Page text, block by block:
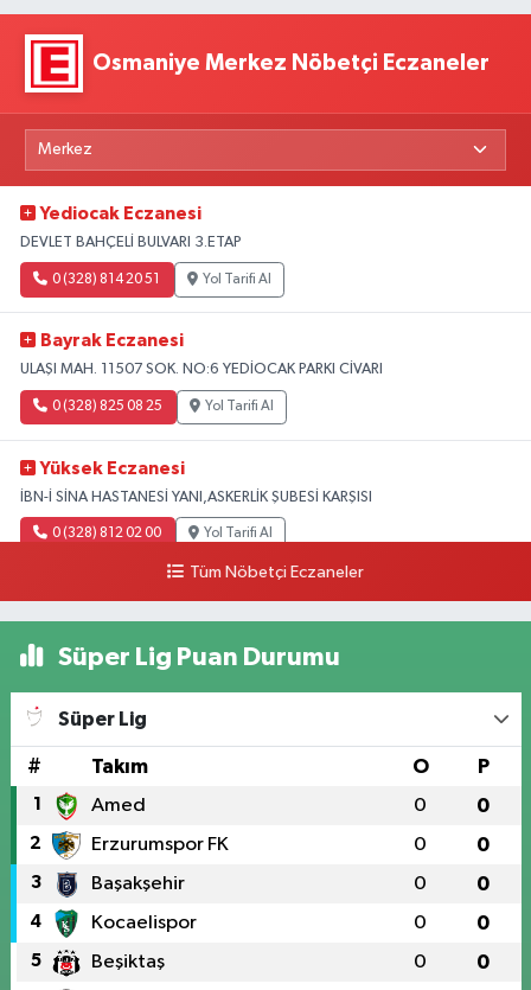
Osmaniye Merkez Nöbetçi Eczaneler
Yediocak Eczanesi
DEVLET BAHÇELİ BULVARI 3.ETAP
0 (328) 814 20 51 Yol Tarifi Al
Bayrak Eczanesi
ULAŞI MAH. 11507 SOK. NO:6 YEDİOCAK PARKI CİVARI
0 (328) 825 08 25 Yol Tarifi Al
Yüksek Eczanesi
İBN-İ SİNA HASTANESİ YANI,ASKERLİK ŞUBESİ KARŞISI
0 (328) 812 02 00 Yol Tarifi Al
Tüm Nöbetçi Eczaneler
Süper Lig Puan Durumu
Süper Lig
# Takım O P
1 Amed 0 0
2 Erzurumspor FK 0 0
3 Başakşehir 0 0
4 Kocaelispor 0 0
5 Beşiktaş 0 0